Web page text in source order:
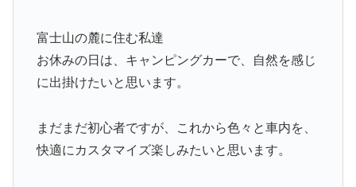
富士山の麓に住む私達
お休みの日は、キャンピングカーで、自然を感じ
に出掛けたいと思います。
まだまだ初心者ですが、これから色々と車内を、
快適にカスタマイズ楽しみたいと思います。